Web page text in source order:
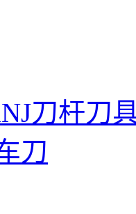
刀杆刀
刀